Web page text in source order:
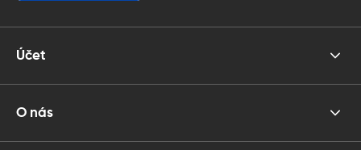
Účet
O nás